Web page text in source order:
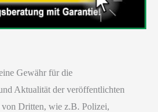
Gewähr für die
Aktualität der veröffentlichten
Dritten, wie z.B. Polizei,